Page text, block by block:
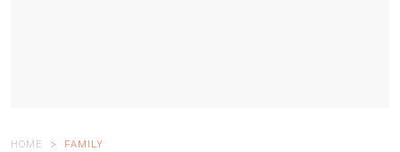
HOME FAMILY